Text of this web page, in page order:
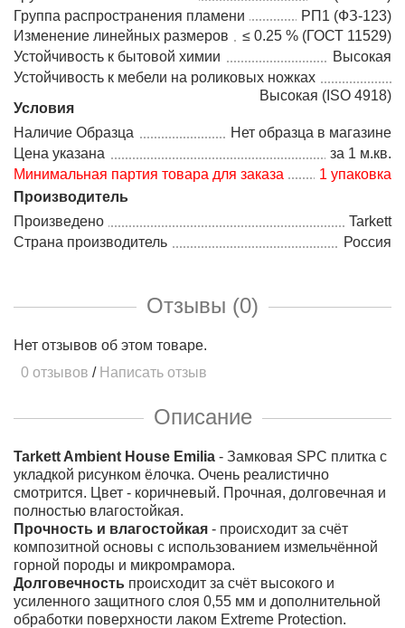
Группа распространения пламени
РП1 (ФЗ-123)
Изменение линейных размеров
≤ 0.25 % (ГОСТ 11529)
Устойчивость к бытовой химии
Высокая
Устойчивость к мебели на роликовых ножках
Высокая (ISO 4918)
Условия
Наличие Образца
Нет образца в магазине
Цена указана
за 1 м.кв.
Минимальная партия товара для заказа
1 упаковка
Производитель
Произведено
Tarkett
Страна производитель
Россия
Отзывы (0)
Нет отзывов об этом товаре.
0 отзывов / Написать отзыв
Описание
Tarkett Ambient House Emilia - Замковая SPC плитка с
укладкой рисунком ёлочка. Очень реалистично
смотрится. Цвет - коричневый. Прочная, долговечная и
полностью влагостойкая.
Прочность и влагостойкая - происходит за счёт
композитной основы с использованием измельчённой
горной породы и микромрамора.
Долговечность происходит за счёт высокого и
усиленного защитного слоя 0,55 мм и дополнительной
обработки поверхности лаком Extreme Protection.